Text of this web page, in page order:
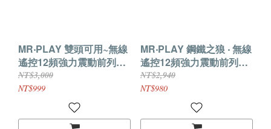
MR‧PLAY 雙頭可用~無線
遙控12頻強力震動前列腺-
後庭按摩器-男女狗奴扮演
尾巴/親膚矽膠/磁吸充電/
NT$3,000
NT$999
MR‧PLAY 鋼鐵之狼 ‧ 無線
遙控12頻強力震動前列腺
後庭按摩器-穿戴舒適貼合/
親膚矽膠/磁吸充電
NT$2,940
NT$980